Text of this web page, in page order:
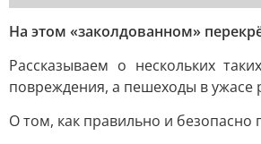
На этом «заколдованном»
Рассказываем о нескольких
повреждения, а пешеходы в ужасе
О том, как правильно и безопасно